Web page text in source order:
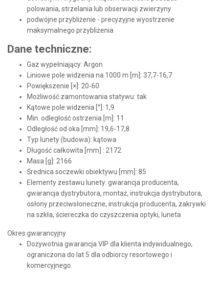
polowania, strzelania lub obserwacji zwierzyny
podwójne przybliżenie - precyzyjne wyostrzenie
maksymalnego przybliżenia
Dane techniczne:
Gaz wypełniający: Argon
Liniowe pole widzenia na 1000 m [m]: 37,7-16,7
Powiększenie [×]: 20-60
Możliwość zamontowania statywu: tak
Kątowe pole widzenia [°]: 1,9
Min. odległość ostrzenia [m]: 11
Odległość od oka [mm]: 19,6-17,8
Typ lunety (budowa): kątowa
Długość całkowita [mm] : 2172
Masa [g]: 2166
Średnica soczewki obiektywu [mm]: 85
Elementy zestawu lunety: gwarancja producenta,
gwarancja dystrybutora, montaż, instrukcja dystrybutora,
osłony przeciwsłoneczne, instrukcja producenta, zakrywki
na szkła, ściereczka do czyszczenia optyki, luneta
Okres gwarancyjny
Dożywotnia gwarancja VIP dla klienta indywidualnego,
ograniczona do lat 5 dla odbiorcy resortowego i
komercyjnego.